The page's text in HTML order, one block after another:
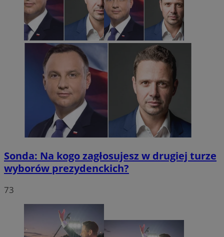
Sonda: Na kogo zagłosujesz w drugiej turze
wyborów prezydenckich?
73